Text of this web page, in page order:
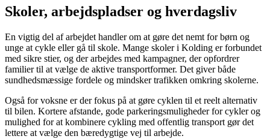
Skoler, arbejdspladser og hverdagsliv
En vigtig del af arbejdet handler om at gøre det nemt for børn og
unge at cykle eller gå til skole. Mange skoler i Kolding er forbundet
med sikre stier, og der arbejdes med kampagner, der opfordrer
familier til at vælge de aktive transportformer. Det giver både
sundhedsmæssige fordele og mindsker trafikken omkring skolerne.
Også for voksne er der fokus på at gøre cyklen til et reelt alternativ
til bilen. Kortere afstande, gode parkeringsmuligheder for cykler og
mulighed for at kombinere cykling med offentlig transport gør det
lettere at vælge den bæredygtige vej til arbejde.